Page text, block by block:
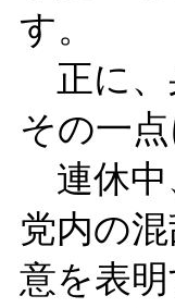
す。
正に、
その一点
連休中
党内の
意を表